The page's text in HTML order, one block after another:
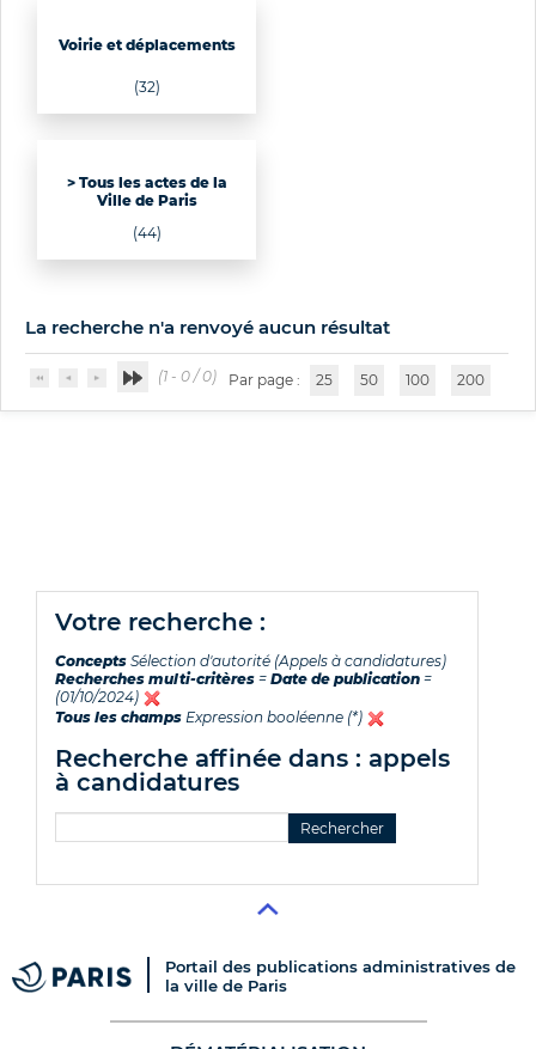
Voirie et déplacements
(32)
> Tous les actes de la
Ville de Paris
(44)
La recherche n'a renvoyé aucun résultat
(1 - 0 / 0) Par page : 25 50 100 200
votre recherche :
Concepts Sélection d'autorité (Appels à candidatures)
Recherches multi-critères = Date de publication =
(01/10/2024)
Tous les champs Expression booléenne (*)
recherche affinée dans : appels
à candidatures
Portail des publications administratives de
la ville de Paris